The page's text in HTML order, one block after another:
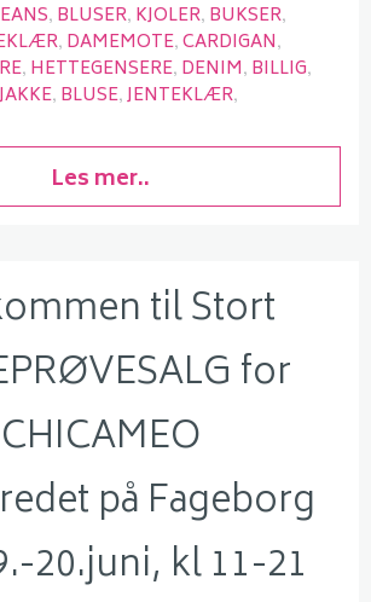
BLUSER KJOLER BUKSER
DAMEMOTE CARDIGAN
HETTEGENSERE DENIM BILLIG
JAKKE BLUSE JENTEKLÆR
Les mer..
til Stort
for
CHICAMEO
på Fageborg
20.juni, kl 11-21